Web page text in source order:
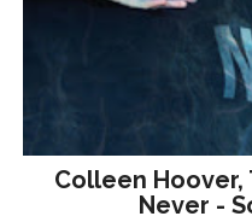
Colleen Hoover,
Never -